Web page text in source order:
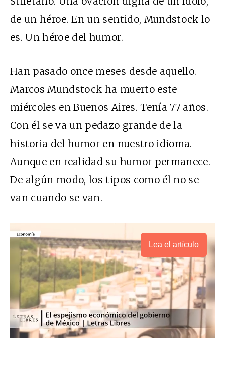
de un héroe. En un sentido, Mundstock lo
es. Un héroe del humor.
Han pasado once meses desde aquello.
Marcos Mundstock ha muerto este
miércoles en Buenos Aires. Tenía 77 años.
Con él se va un pedazo grande de la
historia del humor en nuestro idioma.
Aunque en realidad su humor permanece.
De algún modo, los tipos como él no se
van cuando se van.
Lea el artículo